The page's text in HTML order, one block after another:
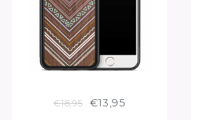
€18,95 €13,95